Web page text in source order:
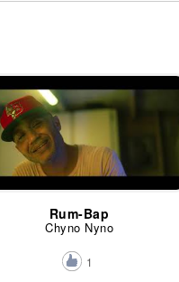
Rum-Bap
Chyno Nyno
1